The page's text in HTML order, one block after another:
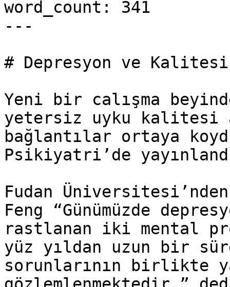
word_count: 341
---
# Depresyon ve
Yeni bir calışma
yetersiz uyku kalitesi
bağlantılar ortaya
Psikiyatri’de
Fudan
Feng “Günümüzde
rastlanan iki mental
yüz yıldan uzun bir
sorunlarının birlikte